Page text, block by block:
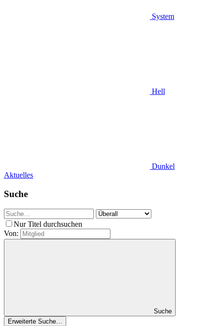
System
Hell
Dunkel
Aktuelles
Suche
Nur Titel durchsuchen
Von:
Suche
Erweiterte Suche…